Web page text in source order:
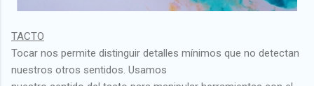
TACTO
Tocar nos permite distinguir detalles mínimos que no detectan
nuestros otros sentidos. Usamos